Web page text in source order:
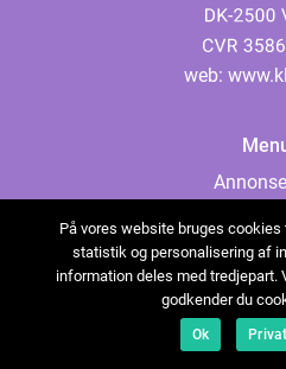
web:
På vores website bruges
statistik og personalisering af
information deles med tredjepart.
godkender du
Ok